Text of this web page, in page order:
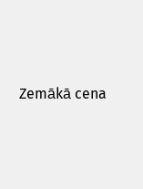
Zemākā cena